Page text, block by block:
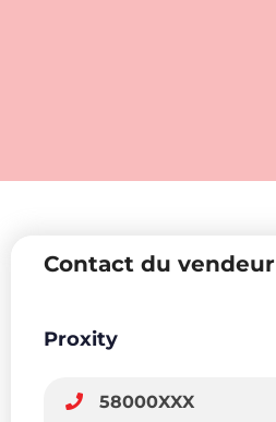
Contact du vendeur
Proxity
58000XXX